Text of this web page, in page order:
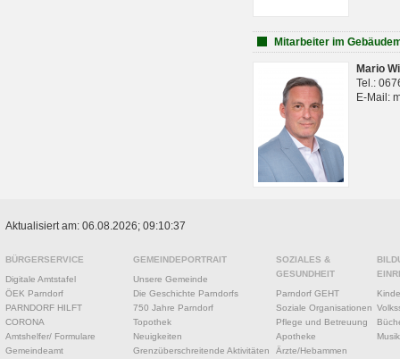
Mitarbeiter im
Mario
Tel.:
E-Mail:
Aktualisiert am: 06.08.2026; 09:10:37
BÜRGERSERVICE
Digitale Amtstafel
ÖEK Parndorf
PARNDORF HILFT
CORONA
Amtshelfer/ Formulare
Gemeindeamt
GEMEINDEPORTRAIT
Unsere Gemeinde
Die Geschichte Parndorfs
750 Jahre Parndorf
Topothek
Neuigkeiten
Grenzüberschreitende Aktivitäten
SOZIALES &
GESUNDHEIT
Parndorf GEHT
Soziale Organisationen
Pflege und Betreuung
Apotheke
Ärzte/Hebammen